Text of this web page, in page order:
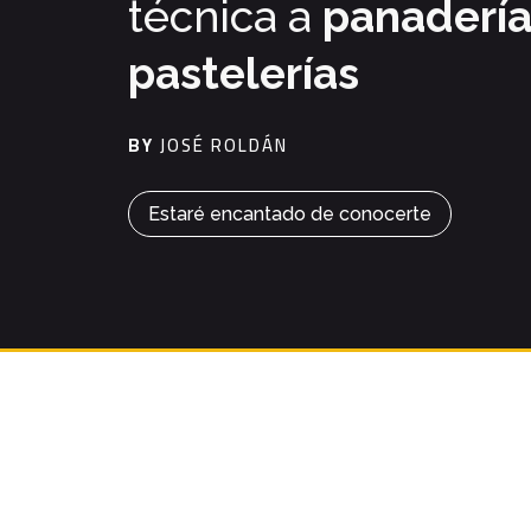
técnica a
pastelerías
BY JOSÉ ROLDÁN
Estaré encantado de conocerte